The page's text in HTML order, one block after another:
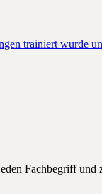
trainiert
Fachbegriff